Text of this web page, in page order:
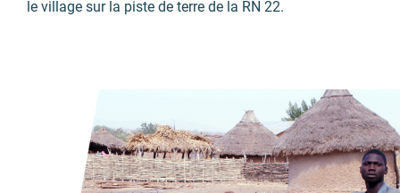
le village sur la piste de terre de la RN 22.